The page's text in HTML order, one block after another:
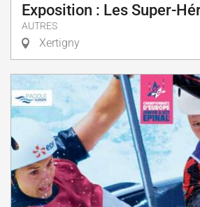
Exposition : Les Super-
AUTRES
Xertigny